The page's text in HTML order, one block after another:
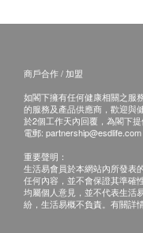
商戶合作 / 加盟
如閣下擁有任何健康相關之服
的服務及產品供應商，歡迎與
於2個工作天內回覆，為閣下提
電郵: partnership@esdlife.com
重要聲明：
生活易會員於本網站內所發表
任何內容，並不會保證其準確
均屬個人意見，並不代表生活
紛，生活易概不負責。有關詳